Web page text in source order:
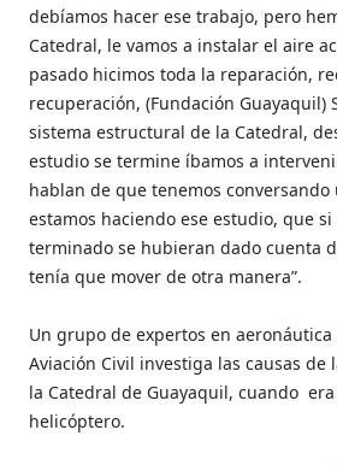
debíamos hacer ese trabajo, pero
Catedral, le vamos a instalar el aire
pasado hicimos toda la reparación,
recuperación, (Fundación Guayaquil)
sistema estructural de la Catedral,
estudio se termine íbamos a
hablan de que tenemos
estamos haciendo ese estudio, que
terminado se hubieran dado cuenta
tenía que mover de otra manera”.
Un grupo de expertos en
Aviación Civil investiga las causas de
la Catedral de Guayaquil, cuando
helicóptero.